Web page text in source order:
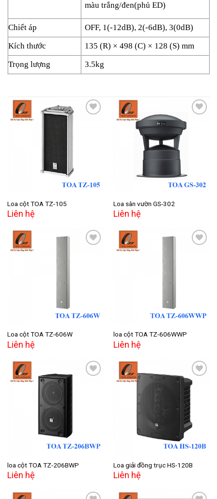
màu trắng/đen(phủ ED)
Chiết áp
OFF, 1(-12dB), 2(-6dB), 3(0dB)
Kích thước
135 (R) × 498 (C) × 128 (S) mm
Trọng lượng
3.5kg
Loa cột TOA TZ-105
Liên hệ
Loa sân vườn GS-302
Liên hệ
Loa cột TOA TZ-606W
Liên hệ
loa cột TOA TZ-606WWP
Liên hệ
loa cột TOA TZ-206BWP
Liên hệ
Add to
wishlist
Loa giải đồng trục HS-120B
Liên hệ